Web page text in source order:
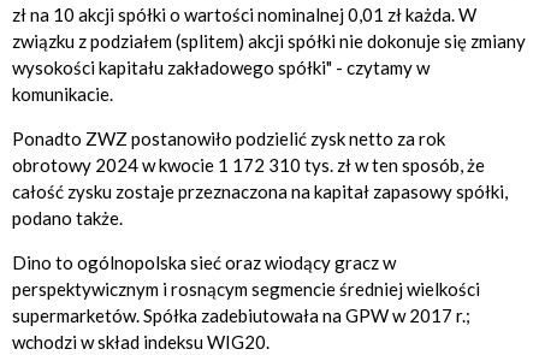
zł na 10 akcji spółki o wartości nominalnej 0,01 zł każda. W
związku z podziałem (splitem) akcji spółki nie dokonuje się zmiany
wysokości kapitału zakładowego spółki" - czytamy w
komunikacie.
Ponadto ZWZ postanowiło podzielić zysk netto za rok
obrotowy 2024 w kwocie 1 172 310 tys. zł w ten sposób, że
całość zysku zostaje przeznaczona na kapitał zapasowy spółki,
podano także.
Dino to ogólnopolska sieć oraz wiodący gracz w
perspektywicznym i rosnącym segmencie średniej wielkości
supermarketów. Spółka zadebiutowała na GPW w 2017 r.;
wchodzi w skład indeksu WIG20.